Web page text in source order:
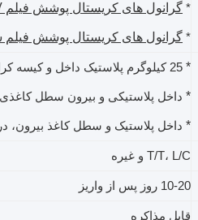
* گرانول های کریستال پوشش فیلم UV
* گرانول های کریستال پوشش
* 25 کیلوگرم پلاستیک داخل و کیسه کرافت بیرون
* داخل پلاستیکی و بیرون سطل کاغذی
* داخل پلاستیک و سطل کاغذ بیرون،
T/T، L/C و غیره
10-20 روز پس از واریز
قابل مذاکره